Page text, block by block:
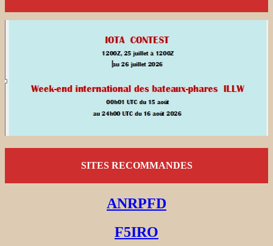
SITES RECOMMANDES
ANRPFD
F5IRO